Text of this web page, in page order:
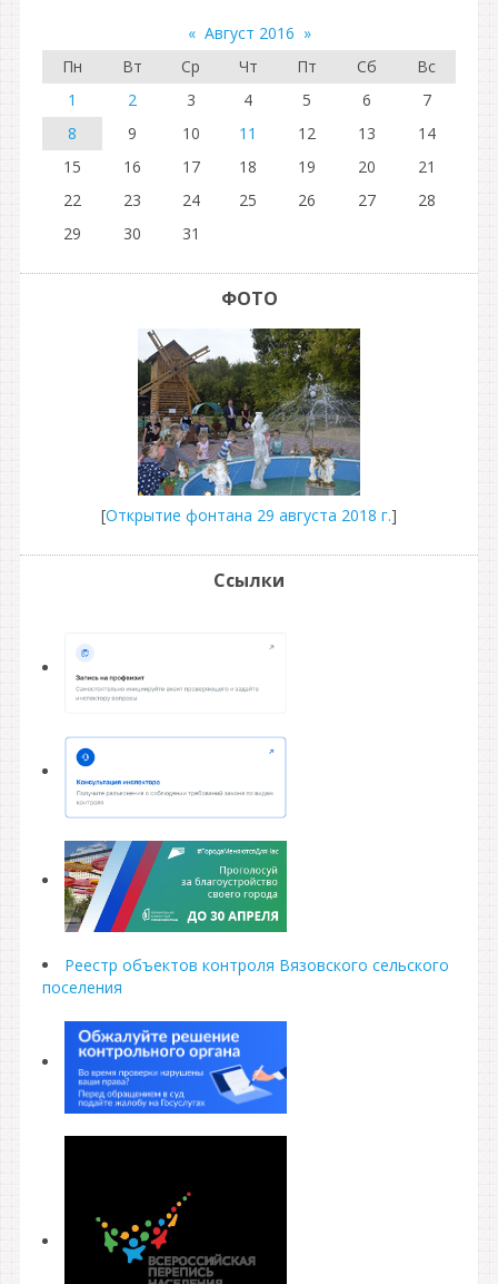
« Август 2016 »
Пн
Вт Ср Чт Пт Сб
Вс
1
2 3 4 5 6
7
8
9 10 11 12 13
14
15
16 17 18 19 20
21
22
23 24 25 26 27
28
29
30 31
ФОТО
[Открытие фонтана 29 августа 2018 г.]
Ссылки
Реестр объектов контроля Вязовского сельского
поселения